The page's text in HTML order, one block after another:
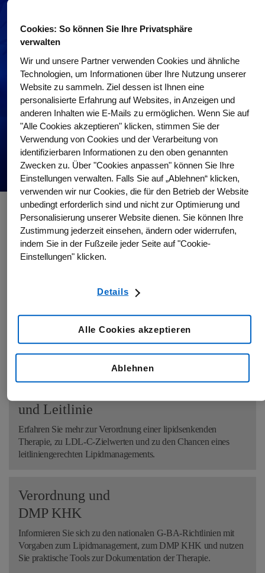
Wissenswertes für Ärztinnen und Ärzte
Loggen Sie sich mit DocCheck ein und erfahren Sie die Details zu
folgenden Themen:
informationen
Alles zu Indikation, Dosierung und Anwendung des
Arzneimittels.
und Leitlinie
Erfahren Sie mehr zur Verordnung einer lipidsenkenden
Therapie, zu LDL-C-Zielwerten und zu den Chancen eines
leitliniengerechten Lipidmanagements.
Verordnung und
DMP KHK
Informieren Sie sich zu den nationalen G-BA-Richtlinien mit
Vorgaben zum Lipidmanagement, zum DMP KHK und nutzen
Sie praktische Tools zur Dokumentation der Therapie.
Cookies: So können Sie Ihre Privatsphäre
verwalten
Wir und unsere Partner verwenden Cookies und ähnliche
Technologien, um Informationen über Ihre Nutzung unserer
Website zu sammeln. Ziel dessen ist Ihnen eine
personalisierte Erfahrung auf Websites, in Anzeigen und
anderen Inhalten wie E-Mails zu ermöglichen. Wenn Sie auf
"Alle Cookies akzeptieren" klicken, stimmen Sie der
Verwendung von Cookies und der Verarbeitung von
identifizierbaren Informationen zu den oben genannten
Zwecken zu. Über "Cookies anpassen" können Sie Ihre
Einstellungen verwalten. Falls Sie auf „Ablehnen“ klicken,
verwenden wir nur Cookies, die für den Betrieb der Website
unbedingt erforderlich sind und nicht zur Optimierung und
Personalisierung unserer Website dienen. Sie können Ihre
Zustimmung jederzeit einsehen, ändern oder widerrufen,
indem Sie in der Fußzeile jeder Seite auf "Cookie-
Einstellungen" klicken.
Details
Ablehnen
Alle Cookies akzeptieren